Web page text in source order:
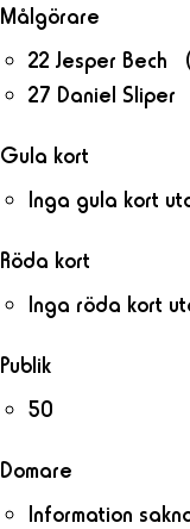
Målgörare
22 Jesper Bech
27 Daniel
Gula kort
Inga gula kort
Röda kort
Inga röda kort
Publik
50
Domare
Information